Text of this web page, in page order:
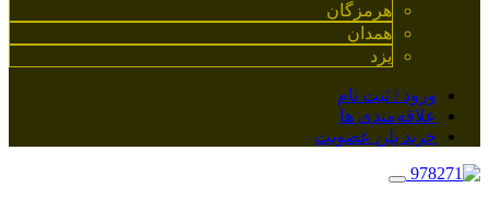
هرمزگان
همدان
یزد
ورود / ثبت نام
علاقه‌مندی ها
خرید پلن عضویت